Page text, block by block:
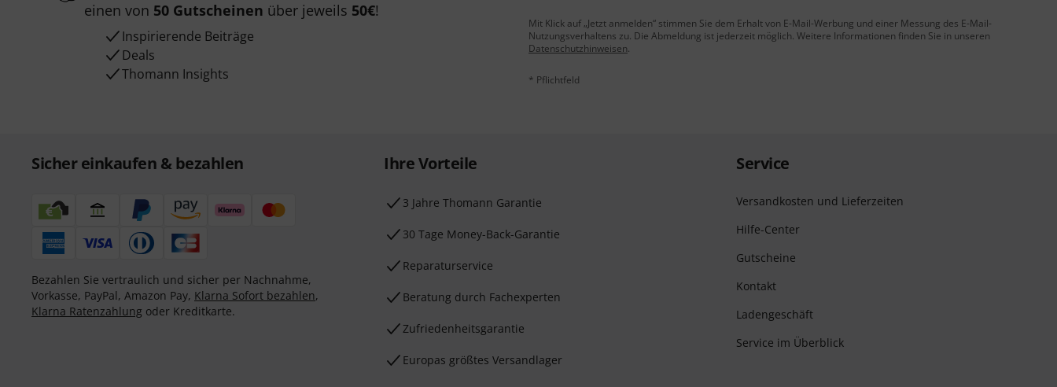
einen von 50 Gutscheinen über jeweils 50€!
Inspirierende Beiträge
Deals
Thomann Insights
Mit Klick auf „Jetzt anmelden“ stimmen Sie dem Erhalt von E-Mail-Werbung und einer Messung des E-Mail-
Nutzungsverhaltens zu. Die Abmeldung ist jederzeit möglich. Weitere Informationen finden Sie in unseren
Datenschutzhinweisen.
* Pflichtfeld
Sicher einkaufen & bezahlen
Bezahlen Sie vertraulich und sicher per Nachnahme,
Vorkasse, PayPal, Amazon Pay, Klarna Sofort bezahlen,
Klarna Ratenzahlung oder Kreditkarte.
Ihre Vorteile
3 Jahre Thomann Garantie
30 Tage Money-Back-Garantie
Reparaturservice
Beratung durch Fachexperten
Zufriedenheitsgarantie
Europas größtes Versandlager
Service
Versandkosten und Lieferzeiten
Hilfe-Center
Gutscheine
Kontakt
Ladengeschäft
Service im Überblick